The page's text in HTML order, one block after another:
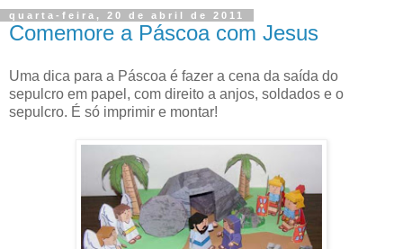
quarta-feira, 20 de abril de 2011
Comemore a Páscoa com Jesus
Uma dica para a Páscoa é fazer a cena da saída do
sepulcro em papel, com direito a anjos, soldados e o
sepulcro. É só imprimir e montar!